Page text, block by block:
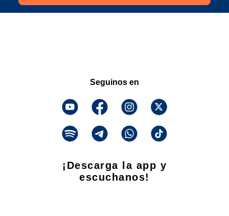
Seguinos en
¡Descarga la app y
escuchanos!